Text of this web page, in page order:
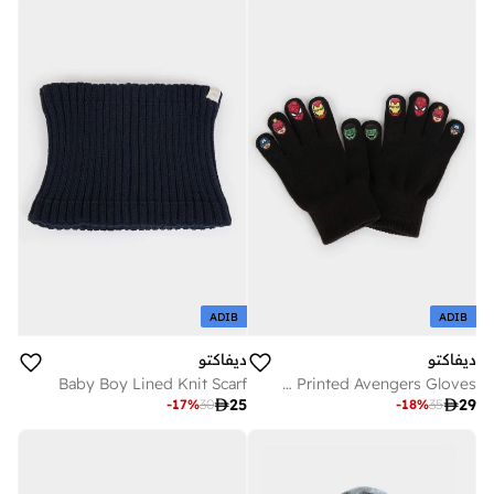
ADIB
ديفاكتو
Boy Printed Avengers Gloves
29
35
-18%
ADIB
ديفاكتو
Baby Boy Lined Knit Scarf
25
30
-17%